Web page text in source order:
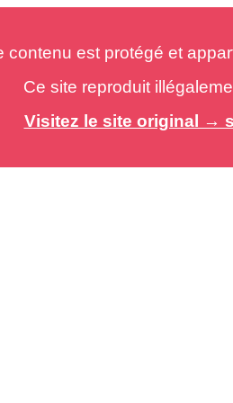
est protégé et
Ce site reproduit
Visitez le site original →